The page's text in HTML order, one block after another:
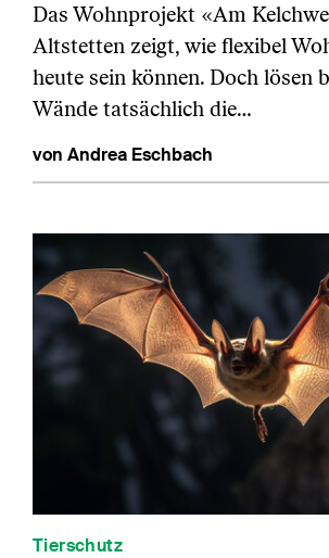
Das Wohnprojekt «Am
Altstetten zeigt, wie flexibel
heute sein können. Doch lösen
Wände tatsächlich die…
von Andrea Eschbach
Tierschutz